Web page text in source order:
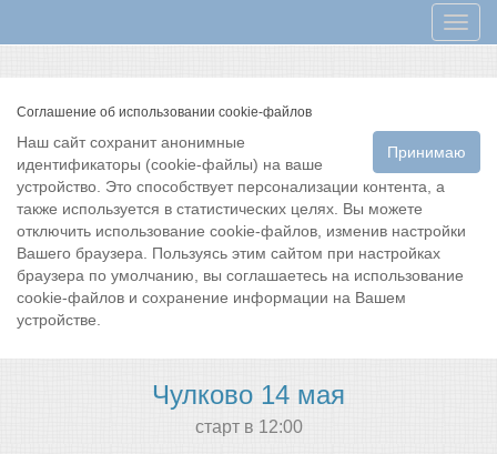
Меню
Соглашение об использовании cookie-файлов
Принимаю
Наш сайт сохранит анонимные
идентификаторы (cookie-файлы) на ваше
устройство. Это способствует персонализации контента, а
также используется в статистических целях. Вы можете
отключить использование cookie-файлов, изменив настройки
Вашего браузера. Пользуясь этим сайтом при настройках
браузера по умолчанию, вы соглашаетесь на использование
cookie-файлов и сохранение информации на Вашем
устройстве.
Чулково 14 мая
cтарт в 12:00